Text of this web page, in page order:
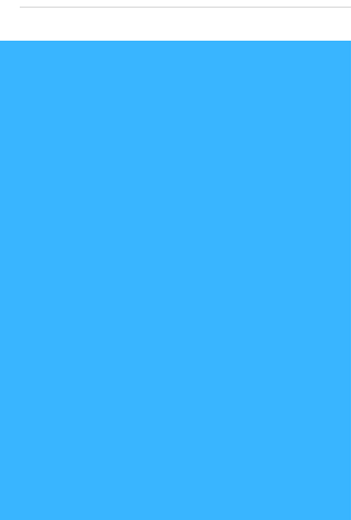
vina u Zagrebu u Vinoteci Vintesa, 1. srpnja